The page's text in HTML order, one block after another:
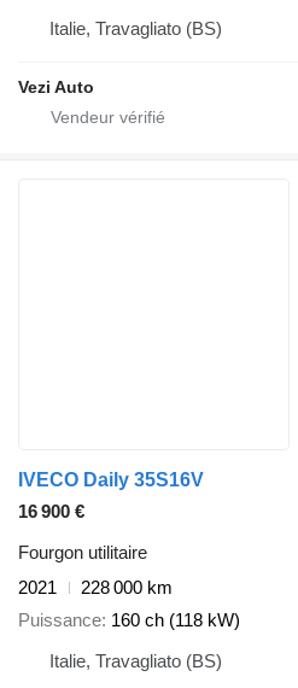
Italie, Travagliato (BS)
Vezi Auto
IVECO Daily 35S16V
16 900 €
Fourgon utilitaire
2021
228 000 km
Puissance 160 ch (118 kW)
Italie, Travagliato (BS)